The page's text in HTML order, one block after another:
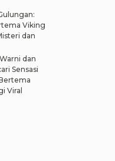
Viking
dan
dan
Sensasi
Viral